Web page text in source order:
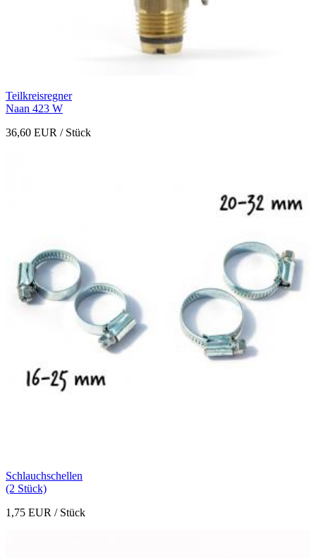
Teilkreisregner
Naan 423 W
36,60 EUR / Stück
Schlauchschellen
(2 Stück)
1,75 EUR / Stück